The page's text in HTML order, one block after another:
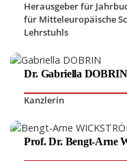
Herausgeber für
für Mitteleuropäische
Lehrstuhls
Dr. Gabriella DOBRIN
Kanzlerin
Prof. Dr. Bengt-Arne